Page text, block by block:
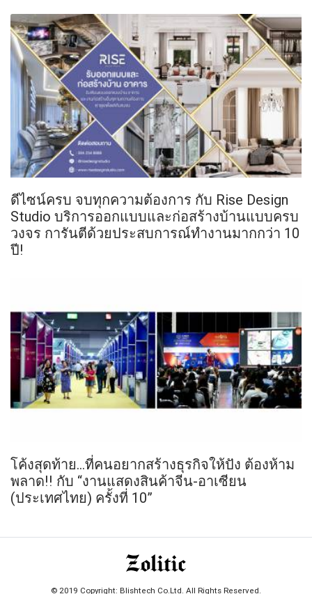
ดีไซน์ครบ จบทุกความต้องการ กับ Rise Design
Studio บริการออกแบบและก่อสร้างบ้านแบบครบ
วงจร การันตีด้วยประสบการณ์ทำงานมากกว่า 10
ปี!
โค้งสุดท้าย...ที่คนอยากสร้างธุรกิจให้ปัง ต้องห้าม
พลาด!! กับ “งานแสดงสินค้าจีน-อาเซียน
(ประเทศไทย) ครั้งที่ 10”
© 2019 Copyright: Blishtech Co.Ltd. All Rights Reserved.